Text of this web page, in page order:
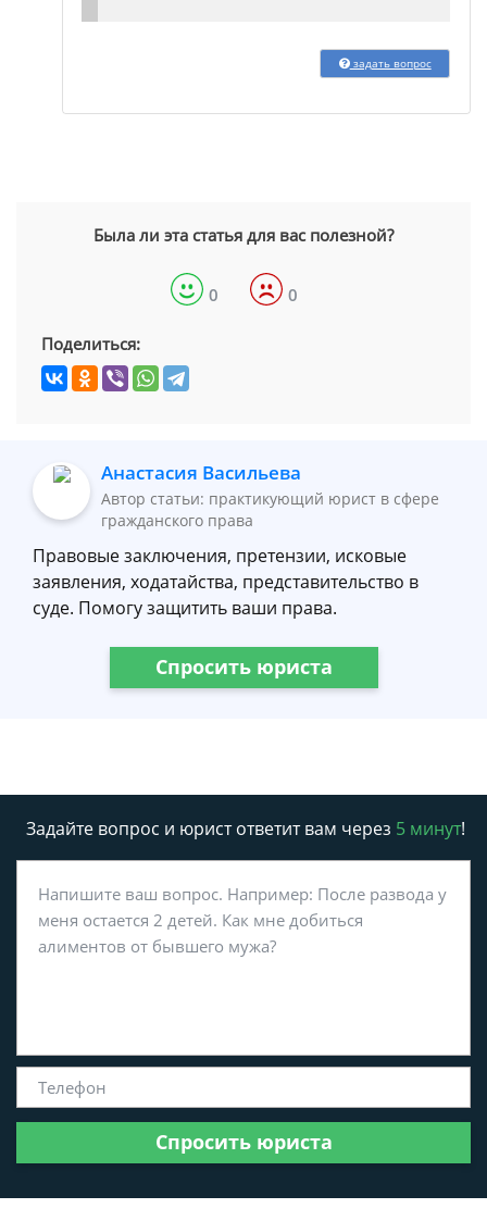
задать вопрос
Была ли эта статья для вас полезной?
0 0
Поделиться:
Анастасия Васильева
Автор статьи: практикующий юрист в сфере
гражданского права
Правовые заключения, претензии, исковые
заявления, ходатайства, представительство в
суде. Помогу защитить ваши права.
Спросить юриста
Задайте вопрос и юрист ответит вам через 5 минут!
Спросить юриста